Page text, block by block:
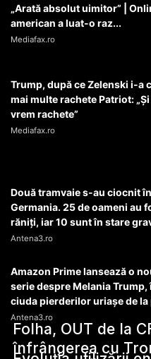
„Arată absolut uimitor” |
american a luat-o raz...
Mediafax.ro
Trump, după ce Zelenski i-a
mai multe rachete Patriot:
vrem rachete”
Mediafax.ro
Două tramvaie s-au ciocnit în
Germania. 25 de oameni au
răniți, iar 10 sunt în stare
Antena3.ro
Amazon Prime lansează o
serie despre Melania Trump,
ciuda pierderilor uriașe de la
Antena3.ro
Folha, OUT de la
înfrângerea cu